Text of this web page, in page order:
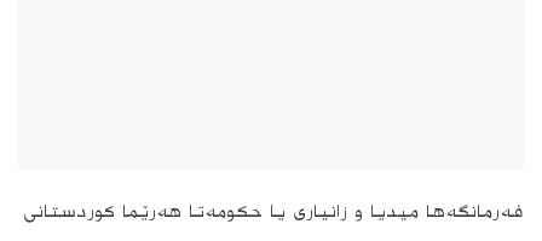
فەرمانگەھا میدیا و زانیاری یا حکومەتا ھەرێما کوردستانی